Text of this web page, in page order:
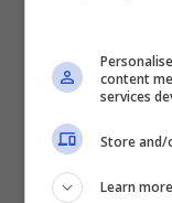
Secondo le
che i duchi di
secondogenita,
content
services
Store and/
Learn more